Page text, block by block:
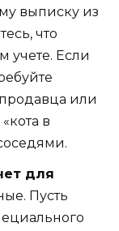
выписку из
что
учете. Если
или
в
для
Пусть